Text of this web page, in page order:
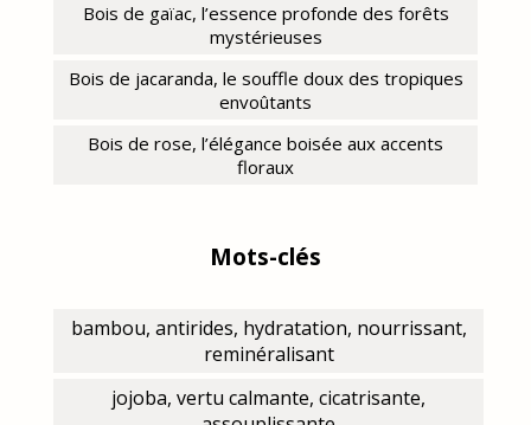
Bois de gaïac, l’essence profonde des forêts
mystérieuses
Bois de jacaranda, le souffle doux des tropiques
envoûtants
Bois de rose, l’élégance boisée aux accents
floraux
Mots-clés
bambou, antirides, hydratation, nourrissant,
reminéralisant
jojoba, vertu calmante, cicatrisante,